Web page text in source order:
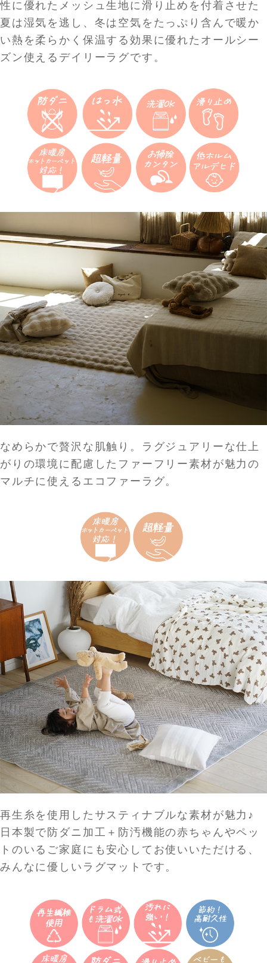
性に優れたメッシュ生地に滑り止めを付着させた
夏は湿気を逃し、冬は空気をたっぷり含んで暖か
い熱を柔らかく保温する効果に優れたオールシー
ズン使えるデイリーラグです。
なめらかで贅沢な肌触り。ラグジュアリーな仕上
がりの環境に配慮したファーフリー素材が魅力の
マルチに使えるエコファーラグ。
再生糸を使用したサスティナブルな素材が魅力♪
日本製で防ダニ加工＋防汚機能の赤ちゃんやペッ
トのいるご家庭にも安心してお使いいただける、
みんなに優しいラグマットです。